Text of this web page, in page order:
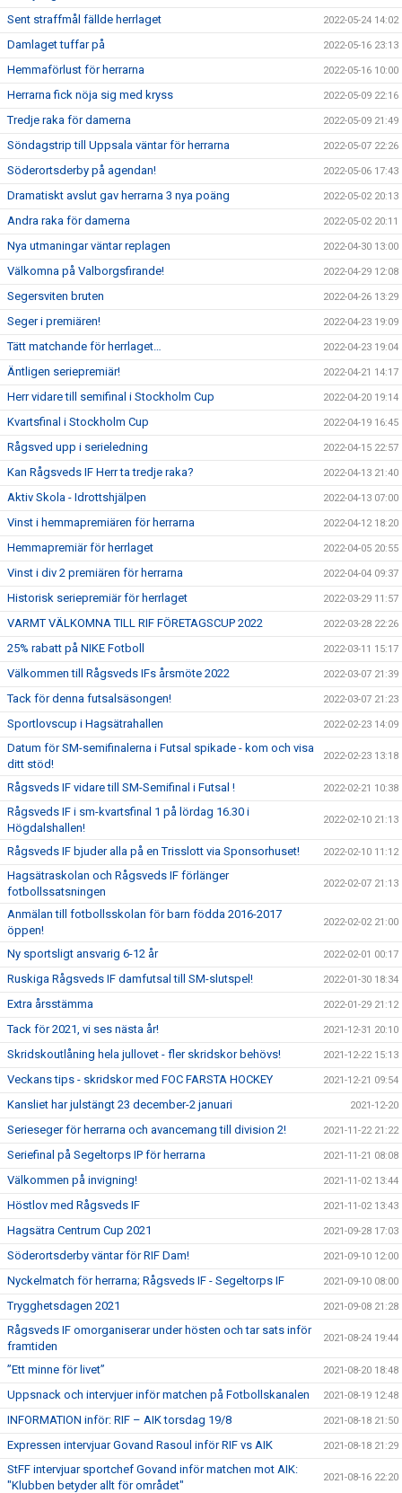
Sent straffmål fällde herrlaget 2022-05-24 14:02
Damlaget tuffar på 2022-05-16 23:13
Hemmaförlust för herrarna 2022-05-16 10:00
Herrarna fick nöja sig med kryss 2022-05-09 22:16
Tredje raka för damerna 2022-05-09 21:49
Söndagstrip till Uppsala väntar för herrarna 2022-05-07 22:26
Söderortsderby på agendan! 2022-05-06 17:43
Dramatiskt avslut gav herrarna 3 nya poäng 2022-05-02 20:13
Andra raka för damerna 2022-05-02 20:11
Nya utmaningar väntar replagen 2022-04-30 13:00
Välkomna på Valborgsfirande! 2022-04-29 12:08
Segersviten bruten 2022-04-26 13:29
Seger i premiären! 2022-04-23 19:09
Tätt matchande för herrlaget… 2022-04-23 19:04
Äntligen seriepremiär! 2022-04-21 14:17
Herr vidare till semifinal i Stockholm Cup 2022-04-20 19:14
Kvartsfinal i Stockholm Cup 2022-04-19 16:45
Rågsved upp i serieledning 2022-04-15 22:57
Kan Rågsveds IF Herr ta tredje raka? 2022-04-13 21:40
Aktiv Skola - Idrottshjälpen 2022-04-13 07:00
Vinst i hemmapremiären för herrarna 2022-04-12 18:20
Hemmapremiär för herrlaget 2022-04-05 20:55
Vinst i div 2 premiären för herrarna 2022-04-04 09:37
Historisk seriepremiär för herrlaget 2022-03-29 11:57
VARMT VÄLKOMNA TILL RIF FÖRETAGSCUP 2022 2022-03-28 22:26
25% rabatt på NIKE Fotboll 2022-03-11 15:17
Välkommen till Rågsveds IFs årsmöte 2022 2022-03-07 21:39
Tack för denna futsalsäsongen! 2022-03-07 21:23
Sportlovscup i Hagsätrahallen 2022-02-23 14:09
Datum för SM-semifinalerna i Futsal spikade - kom och visa
ditt stöd!
2022-02-23 13:18
Rågsveds IF vidare till SM-Semifinal i Futsal ! 2022-02-21 10:38
Rågsveds IF i sm-kvartsfinal 1 på lördag 16.30 i
Högdalshallen!
2022-02-10 21:13
Rågsveds IF bjuder alla på en Trisslott via Sponsorhuset! 2022-02-10 11:12
Hagsätraskolan och Rågsveds IF förlänger
fotbollssatsningen
2022-02-07 21:13
Anmälan till fotbollsskolan för barn födda 2016-2017
öppen!
2022-02-02 21:00
Ny sportsligt ansvarig 6-12 år 2022-02-01 00:17
Ruskiga Rågsveds IF damfutsal till SM-slutspel! 2022-01-30 18:34
Extra årsstämma 2022-01-29 21:12
Tack för 2021, vi ses nästa år! 2021-12-31 20:10
Skridskoutlåning hela jullovet - fler skridskor behövs! 2021-12-22 15:13
Veckans tips - skridskor med FOC FARSTA HOCKEY 2021-12-21 09:54
Kansliet har julstängt 23 december-2 januari 2021-12-20
Serieseger för herrarna och avancemang till division 2! 2021-11-22 21:22
Seriefinal på Segeltorps IP för herrarna 2021-11-21 08:08
Välkommen på invigning! 2021-11-02 13:44
Höstlov med Rågsveds IF 2021-11-02 13:43
Hagsätra Centrum Cup 2021 2021-09-28 17:03
Söderortsderby väntar för RIF Dam! 2021-09-10 12:00
Nyckelmatch för herrarna; Rågsveds IF - Segeltorps IF 2021-09-10 08:00
Trygghetsdagen 2021 2021-09-08 21:28
Rågsveds IF omorganiserar under hösten och tar sats inför
framtiden
2021-08-24 19:44
”Ett minne för livet” 2021-08-20 18:48
Uppsnack och intervjuer inför matchen på Fotbollskanalen 2021-08-19 12:48
INFORMATION inför: RIF – AIK torsdag 19/8 2021-08-18 21:50
Expressen intervjuar Govand Rasoul inför RIF vs AIK 2021-08-18 21:29
StFF intervjuar sportchef Govand inför matchen mot AIK:
"Klubben betyder allt för området"
2021-08-16 22:20